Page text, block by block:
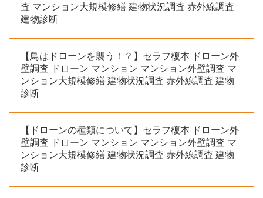
査 マンション大規模修繕 建物状況調査 赤外線調査
建物診断
【鳥はドローンを襲う！？】セラフ榎本 ドローン外
壁調査 ドローン マンション マンション外壁調査 マ
ンション大規模修繕 建物状況調査 赤外線調査 建物
診断
【ドローンの種類について】セラフ榎本 ドローン外
壁調査 ドローン マンション マンション外壁調査 マ
ンション大規模修繕 建物状況調査 赤外線調査 建物
診断